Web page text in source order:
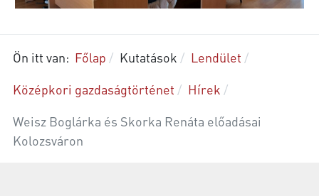
Ön itt van: Főlap Kutatások
Lendület
Középkori gazdaságtörténet
Hírek
Weisz Boglárka és Skorka Renáta előadásai
Kolozsváron